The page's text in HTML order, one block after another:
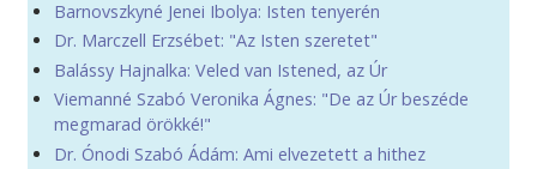
Barnovszkyné Jenei Ibolya: Isten tenyerén
Dr. Marczell Erzsébet: "Az Isten szeretet"
Balássy Hajnalka: Veled van Istened, az Úr
Viemanné Szabó Veronika Ágnes: "De az Úr beszéde
megmarad örökké!"
Dr. Ónodi Szabó Ádám: Ami elvezetett a hithez